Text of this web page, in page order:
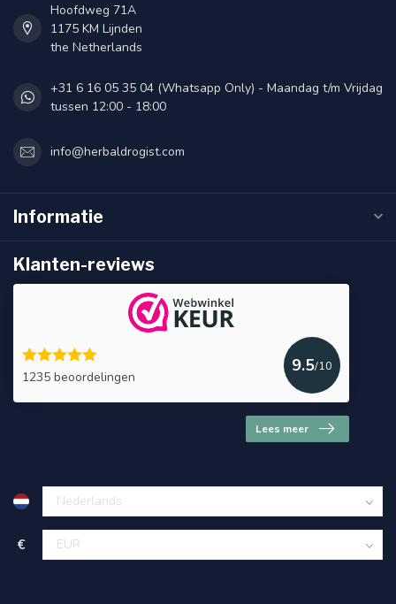
Hoofdweg 71A
1175 KM Lijnden
the Netherlands
+31 6 16 05 35 04 (Whatsapp Only) - Maandag t/m Vrijdag
tussen 12:00 - 18:00
info@herbaldrogist.com
Informatie
Klanten-reviews
1235 beoordelingen
9.5/10
Lees meer
€